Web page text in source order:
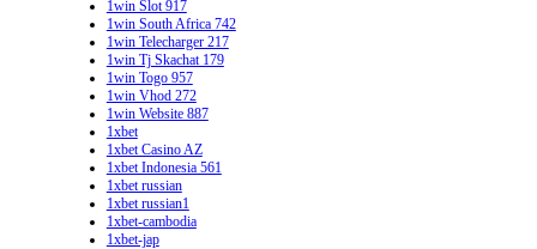
1win Slot 917
1win South Africa 742
1win Telecharger 217
1win Tj Skachat 179
1win Togo 957
1win Vhod 272
1win Website 887
1xbet
1xbet Casino AZ
1xbet Indonesia 561
1xbet russian
1xbet russian1
1xbet-cambodia
1xbet-jap